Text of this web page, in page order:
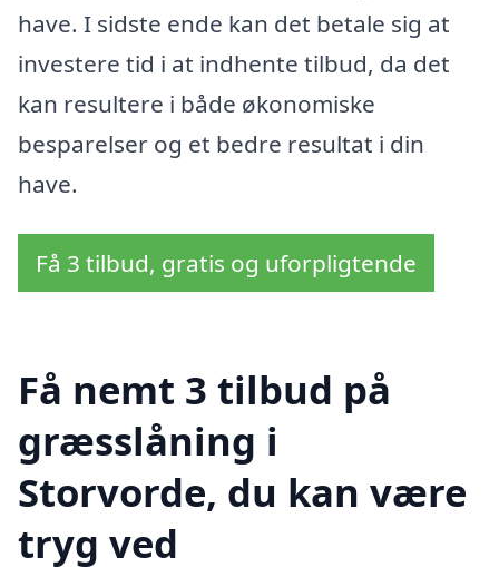
have. I sidste ende kan det betale sig at
investere tid i at indhente tilbud, da det
kan resultere i både økonomiske
besparelser og et bedre resultat i din
have.
Få 3 tilbud, gratis og uforpligtende
Få nemt 3 tilbud på
græsslåning i
Storvorde, du kan være
tryg ved